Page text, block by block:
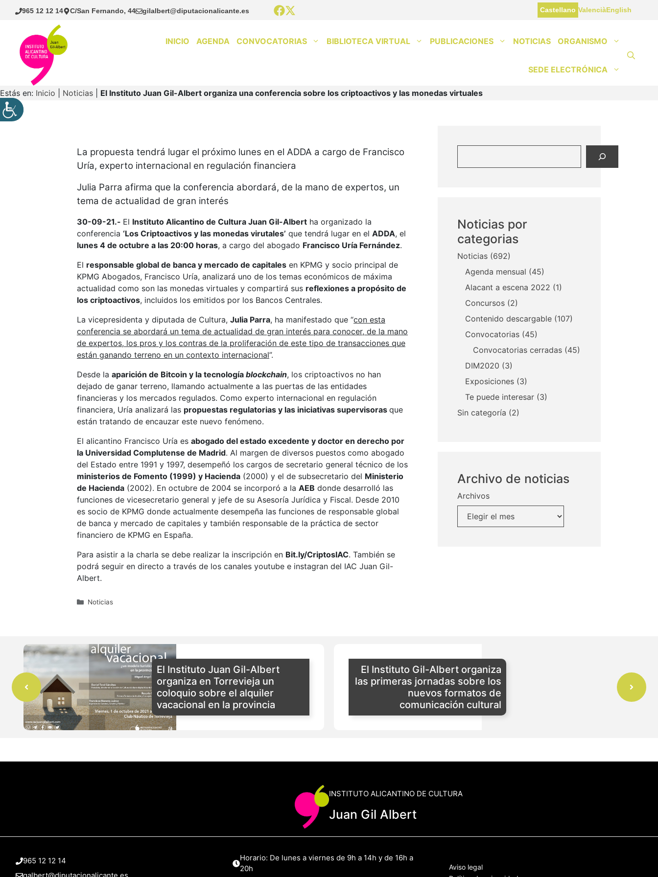
Saltar
965 12 12 14 C/San Fernando, 44 gilalbert@diputacionalicante.es Castellano ValenciàEnglish
INICIO AGENDA CONVOCATORIAS BIBLIOTECA VIRTUAL PUBLICACIONES NOTICIAS ORGANISMO
SEDE ELECTRÓNICA
Estás en: Inicio Noticias El Instituto Juan Gil-Albert organiza una conferencia sobre los criptoactivos y las monedas virtuales
La propuesta tendrá lugar el próximo lunes en el ADDA a cargo de Francisco
Uría, experto internacional en regulación financiera
Julia Parra afirma que la conferencia abordará, de la mano de expertos, un
tema de actualidad de gran interés
30-09-21.- El Instituto Alicantino de Cultura Juan Gil-Albert ha organizado la
conferencia ‘Los Criptoactivos y las monedas virutales’ que tendrá lugar en el ADDA, el
lunes 4 de octubre a las 20:00 horas, a cargo del abogado Francisco Uría Fernández.
El responsable global de banca y mercado de capitales en KPMG y socio principal de
KPMG Abogados, Francisco Uría, analizará uno de los temas económicos de máxima
actualidad como son las monedas virtuales y compartirá sus reflexiones a propósito de
los criptoactivos, incluidos los emitidos por los Bancos Centrales.
La vicepresidenta y diputada de Cultura, Julia Parra, ha manifestado que “con esta
conferencia se abordará un tema de actualidad de gran interés para conocer, de la mano
de expertos, los pros y los contras de la proliferación de este tipo de transacciones que
están ganando terreno en un contexto internacional”.
Desde la aparición de Bitcoin y la tecnología blockchain, los criptoactivos no han
dejado de ganar terreno, llamando actualmente a las puertas de las entidades
financieras y los mercados regulados. Como experto internacional en regulación
financiera, Uría analizará las propuestas regulatorias y las iniciativas supervisoras que
están tratando de encauzar este nuevo fenómeno.
El alicantino Francisco Uría es abogado del estado excedente y doctor en derecho por
la Universidad Complutense de Madrid. Al margen de diversos puestos como abogado
del Estado entre 1991 y 1997, desempeñó los cargos de secretario general técnico de los
ministerios de Fomento (1999) y Hacienda (2000) y el de subsecretario del Ministerio
de Hacienda (2002). En octubre de 2004 se incorporó a la AEB donde desarrolló las
funciones de vicesecretario general y jefe de su Asesoría Jurídica y Fiscal. Desde 2010
es socio de KPMG donde actualmente desempeña las funciones de responsable global
de banca y mercado de capitales y también responsable de la práctica de sector
financiero de KPMG en España.
Para asistir a la charla se debe realizar la inscripción en Bit.ly/CriptosIAC. También se
podrá seguir en directo a través de los canales youtube e instagran del IAC Juan Gil-
Albert.
Categorías
Noticias
Noticias por
categorias
Noticias (692)
Agenda mensual (45)
Alacant a escena 2022 (1)
Concursos (2)
Contenido descargable (107)
Convocatorias (45)
Convocatorias cerradas (45)
DIM2020 (3)
Exposiciones (3)
Te puede interesar (3)
Sin categoría (2)
Archivo de noticias
Archivos
El Instituto Juan Gil-Albert
organiza en Torrevieja un
coloquio sobre el alquiler
vacacional en la provincia
El Instituto Gil-Albert organiza
las primeras jornadas sobre los
nuevos formatos de
comunicación cultural
INSTITUTO ALICANTINO DE CULTURA
Juan Gil Albert
965 12 12 14
Horario: De lunes a viernes de 9h a 14h y de 16h a
20h
Aviso legal